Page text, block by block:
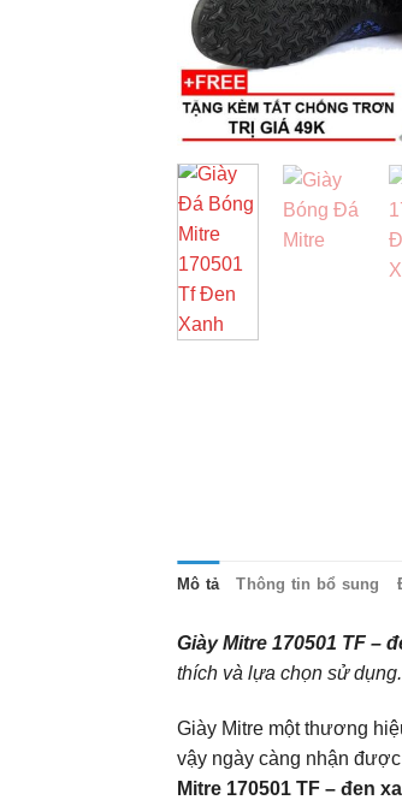
Mô tả Thông tin bổ sung
Giày Mitre 170501 TF –
thích và lựa chọn sử dụng.
Giày Mitre một thương
vậy ngày càng nhận
Mitre 170501 TF – đen